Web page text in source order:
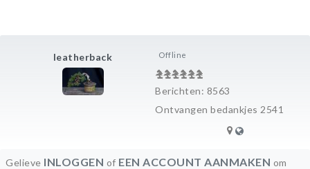
leatherback Offline
Berichten: 8563
Ontvangen bedankjes 2541
Gelieve INLOGGEN of EEN ACCOUNT AANMAKEN om